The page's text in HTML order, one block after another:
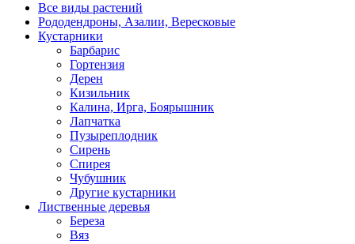
Все виды растений
Рододендроны, Азалии, Вересковые
Кустарники
Барбарис
Гортензия
Дерен
Кизильник
Калина, Ирга, Боярышник
Лапчатка
Пузыреплодник
Сирень
Спирея
Чубушник
Другие кустарники
Лиственные деревья
Береза
Вяз